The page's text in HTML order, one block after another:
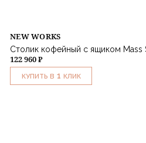
NEW WORKS
Столик кофейный с ящиком Mass
122 960 ₽
КУПИТЬ В 1 КЛИК